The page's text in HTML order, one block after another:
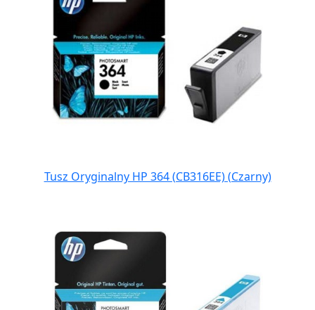
Tusz Oryginalny HP 364 (CB316EE) (Czarny)